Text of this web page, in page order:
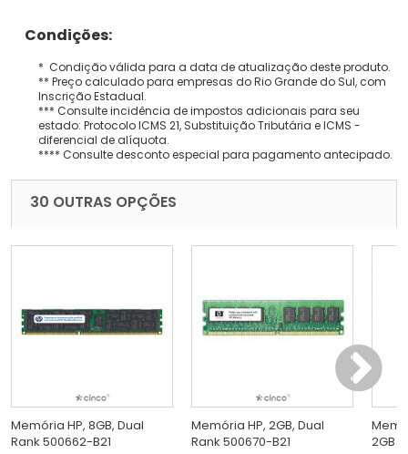
Condições:
* Condição válida para a data de atualização deste produto.
** Preço calculado para empresas do Rio Grande do Sul, com
Inscrição Estadual.
*** Consulte incidência de impostos adicionais para seu
estado: Protocolo ICMS 21, Substituição Tributária e ICMS -
diferencial de alíquota.
**** Consulte desconto especial para pagamento antecipado.
30 OUTRAS OPÇÕES
Memória HP, 8GB, Dual
Rank 500662-B21
Memória HP, 2GB, Dual
Rank 500670-B21
2GB